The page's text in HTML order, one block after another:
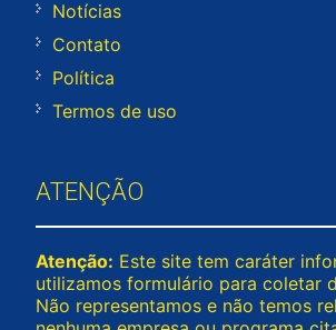
Notícias
Contato
Política
Termos de uso
ATENÇÃO
Atenção: Este site tem caráter
utilizamos formulário para coletar
Não representamos e não temos